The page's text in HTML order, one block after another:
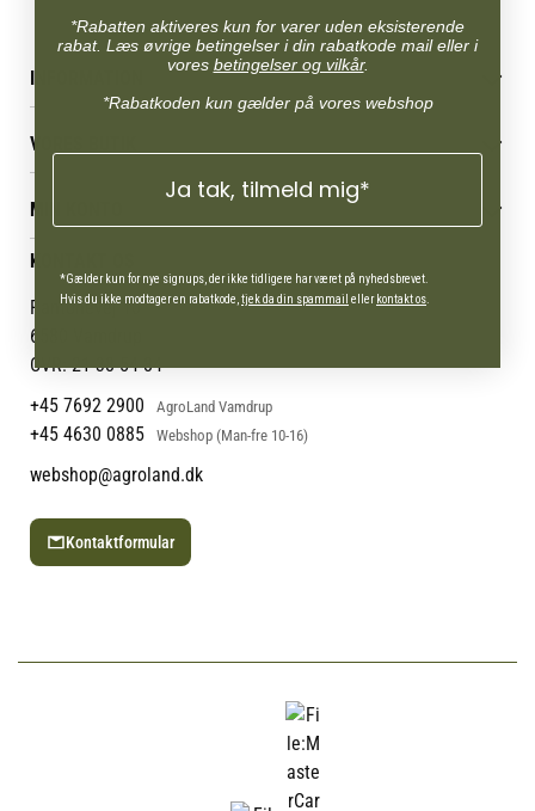
INFORMATION
Reklamations- & fortrydelsesret
Levering & afhentning
Følg din bestilling
Persondatapolitik
Cookies
Returportal
VORES BUTIK
Job
Mærker
Om os
Om Vestjyllands Andel
Blog
Ofte stillede spørgsmål
MIN KONTO
Administrer min konto
Min Konto
KONTAKT OS
Pantonevej 10
6580 Vamdrup
CVR: 21 38 54 84
+45 7692 2900
AgroLand Vamdrup
+45 4630 0885 Webshop (Man-fre 10-16)
webshop@agroland.dk
Kontaktformular
*Rabatten aktiveres kun for varer uden eksisterende
rabat. Læs øvrige betingelser i din rabatkode mail eller i
vores betingelser og vilkår.
*Rabatkoden kun gælder på vores webshop
Ja tak, tilmeld mig*
*Gælder kun for nye signups, der ikke tidligere har været på nyhedsbrevet.
Hvis du ikke modtager en rabatkode, tjek da din spammail ellerkontakt os